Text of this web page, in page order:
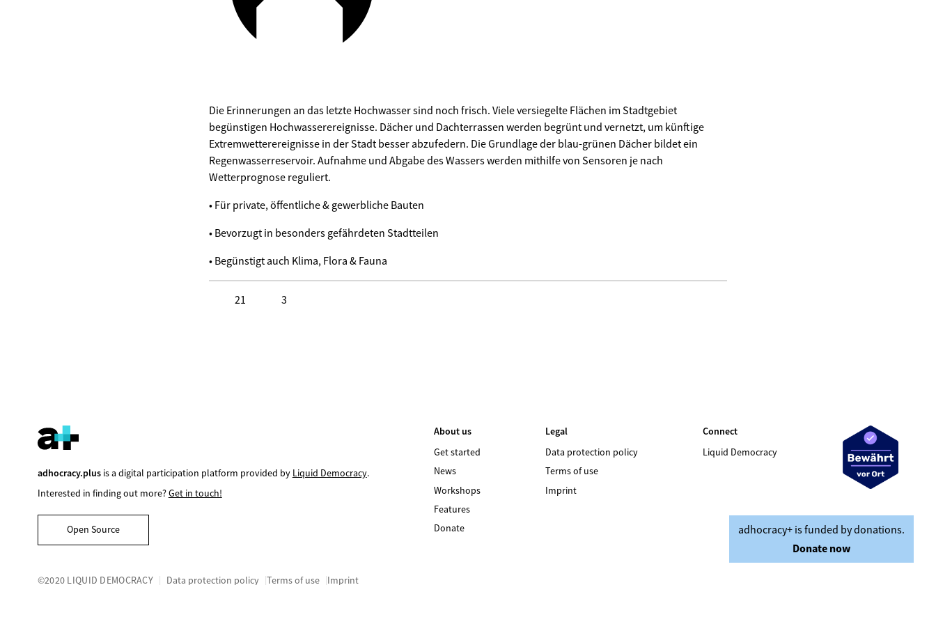
Die Erinnerungen an das letzte Hochwasser sind noch frisch. Viele versiegelte Flächen im Stadtgebiet
begünstigen Hochwasserereignisse. Dächer und Dachterrassen werden begrünt und vernetzt, um künftige
Extremwetterereignisse in der Stadt besser abzufedern. Die Grundlage der blau-grünen Dächer bildet ein
Regenwasserreservoir. Aufnahme und Abgabe des Wassers werden mithilfe von Sensoren je nach
Wetterprognose reguliert.
• Für private, öffentliche & gewerbliche Bauten
• Bevorzugt in besonders gefährdeten Stadtteilen
• Begünstigt auch Klima, Flora & Fauna
21
3
adhocracy.plusis a digital participation platform provided by Liquid Democracy.
Interested in finding out more?Get in touch!
Open Source
About us
Get started
News
Workshops
Features
Donate
Legal
Data protection policy
Terms of use
Imprint
Connect
Liquid Democracy
©2020 LIQUID DEMOCRACY Data protection policy Terms of use Imprint
adhocracy+ is funded by donations.
Donate now